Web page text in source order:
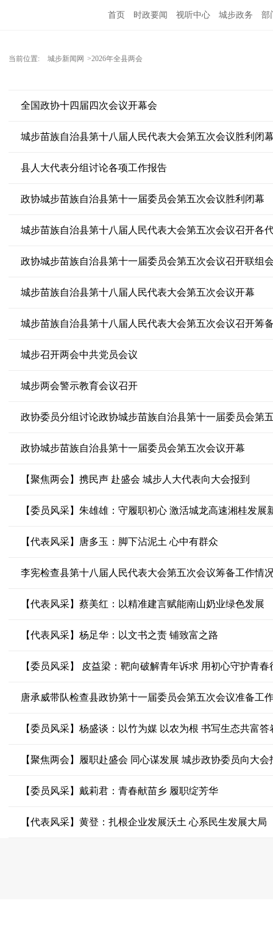
首页 时政要闻 视听中心 城步政务 部
当前位置: 城步新闻网 >2026年全县两会
全国政协十四届四次会议开幕会
城步苗族自治县第十八届人民代表大会第五次会议胜利闭
县人大代表分组讨论各项工作报告
政协城步苗族自治县第十一届委员会第五次会议胜利闭幕
城步苗族自治县第十八届人民代表大会第五次会议召开各
政协城步苗族自治县第十一届委员会第五次会议召开联组
城步苗族自治县第十八届人民代表大会第五次会议开幕
城步苗族自治县第十八届人民代表大会第五次会议召开筹
城步召开两会中共党员会议
城步两会警示教育会议召开
政协委员分组讨论政协城步苗族自治县第十一届委员会第
政协城步苗族自治县第十一届委员会第五次会议开幕
【聚焦两会】携民声 赴盛会 城步人大代表向大会报到
【委员风采】朱雄雄：守履职初心 激活城龙高速湘桂发展
【代表风采】唐多玉：脚下沾泥土 心中有群众
李宪检查县第十八届人民代表大会第五次会议筹备工作情
【代表风采】蔡美红：以精准建言赋能南山奶业绿色发展
【代表风采】杨足华：以文书之责 铺致富之路
【委员风采】 皮益梁：靶向破解青年诉求 用初心守护青春
唐承威带队检查县政协第十一届委员会第五次会议准备工
【委员风采】杨盛谈：以竹为媒 以农为根 书写生态共富答
【聚焦两会】履职赴盛会 同心谋发展 城步政协委员向大会
【委员风采】戴莉君：青春献苗乡 履职绽芳华
【代表风采】黄登：扎根企业发展沃土 心系民生发展大局